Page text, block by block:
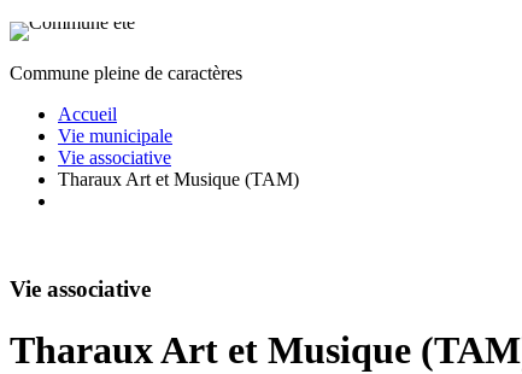
Commune pleine de caractères
Accueil
Vie municipale
Vie associative
Tharaux Art et Musique (TAM)
Vie associative
Tharaux Art et Musique